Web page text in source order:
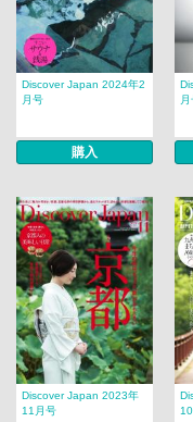
Discover Japan 2024年2
月号
購入
月
Discover Japan 2023年
11月号